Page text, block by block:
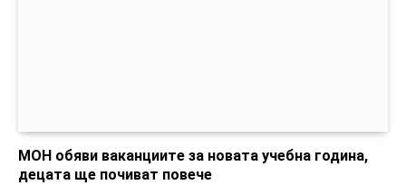
МОН обяви ваканциите за новата учебна година,
децата ще почиват повече